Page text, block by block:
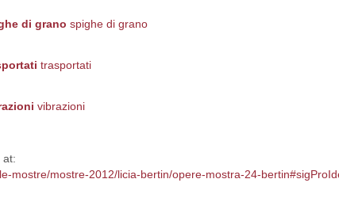
di grano spighe di grano
trasportati
vibrazioni
at:
mostre/mostre-2012/licia-bertin/opere-mostra-24-